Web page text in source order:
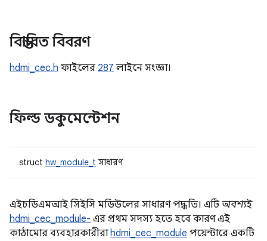
বিস্তারিত বিবরণ
hdmi_cec.h ফাইলের 287 লাইনে সংজ্ঞা।
ফিল্ড ডকুমেন্টেশন
struct hw_module_t সাধারণ
এইচডিএমআই সিইসি মডিউলের সাধারণ পদ্ধতি। এটি অবশ্যই
hdmi_cec_module- এর প্রথম সদস্য হতে হবে কারণ এই
কাঠামোর ব্যবহারকারীরাhdmi_cec_module পয়েন্টারে একটি